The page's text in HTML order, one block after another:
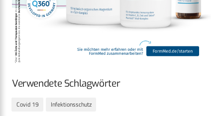
Verwendete Schlagwörter
Covid 19 Infektionsschutz